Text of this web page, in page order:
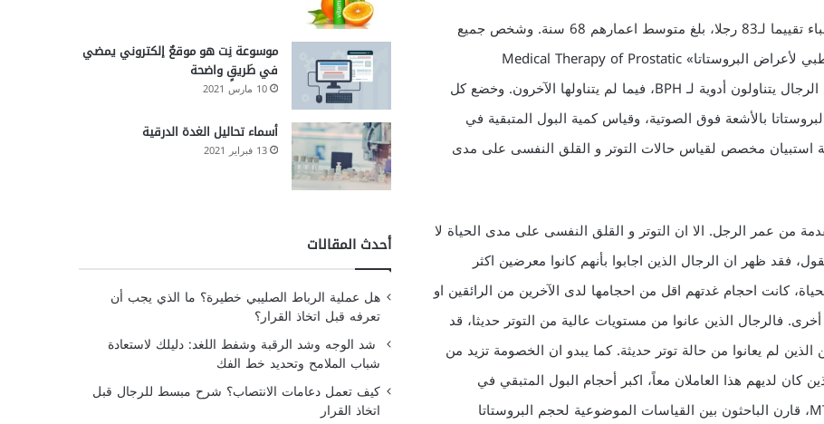
* لدراسة التوتر و القلق النفسى والبروستاتا، اجرى الاطباء تقييما لـ83 رجلا، بلغ متوسط اعمارهم 68 سنة. وشخص جميع
الرجال بحالة BPH وكانوا مسجلين في دراسة «العلاج الطبي لأعراض البروستاتا» Medical Therapy of Prostatic
Symptoms (MTOPS) study في جامعة أيوا. وكان بعض الرجال يتناولون أدوية لـ BPH، فيما لم يتناولها الآخرون. وخضع كل
بالأشعة فوق الصوتية، وقياس كمية البول المتبقية في
استبيان مخصص لقياس حالات التوتر و القلق النفسى على مدى
من عمر الرجل. الا ان التوتر و القلق النفسى على مدى الحياة لا
فقد ظهر ان الرجال الذين اجابوا بأنهم كانوا معرضين اكثر
كانت احجام غدتهم اقل من احجامها لدى الآخرين من الرائقين او
فالرجال الذين عانوا من مستويات عالية من التوتر حديثا، قد
الذين لم يعانوا من حالة توتر حديثة. كما يبدو ان الخصومة تزيد من
كان لديهم هذا العاملان معاً، اكبر أحجام البول المتبقي في
مثاناتهم بعد التبول. وفي التقرير الثاني من دراسة MTOPS، قارن الباحثون بين القياسات الموضوعية لحجم البروستاتا
موسوعة نِت هو موقعٌ إلكتروني يمضي
في طَريقٍ واضحة
10 مارس 2021
أسماء تحاليل الغدة الدرقية
13 فبراير 2021
أحدث المقالات
هل عملية الرباط الصليبي خطيرة؟ ما الذي يجب أن
تعرفه قبل اتخاذ القرار؟
شد الوجه وشد الرقبة وشفط اللغد: دليلك لاستعادة
شباب الملامح وتحديد خط الفك
كيف تعمل دعامات الانتصاب؟ شرح مبسط للرجال قبل
اتخاذ القرار